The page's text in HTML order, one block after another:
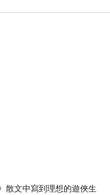
散文中寫到理想的遊俠生